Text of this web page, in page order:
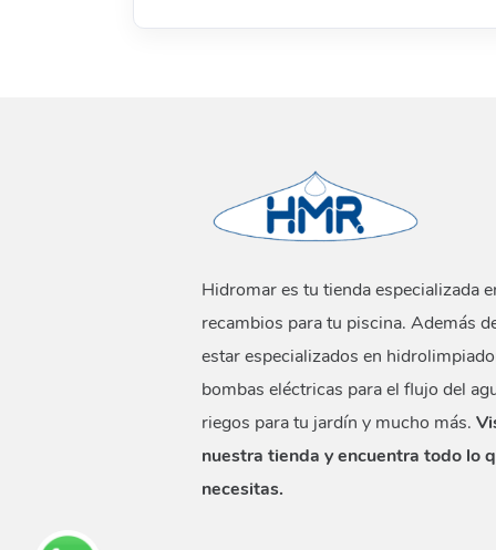
Hidromar es tu tienda especializada
recambios para tu piscina. Además
estar especializados en
bombas eléctricas para el flujo del
riegos para tu jardín y mucho más.
nuestra tienda y encuentra todo lo
necesitas.